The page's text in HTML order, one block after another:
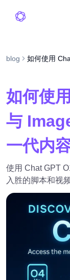
blog
如何使
与
一代内
使用 Chat GPT
入胜的脚本和视